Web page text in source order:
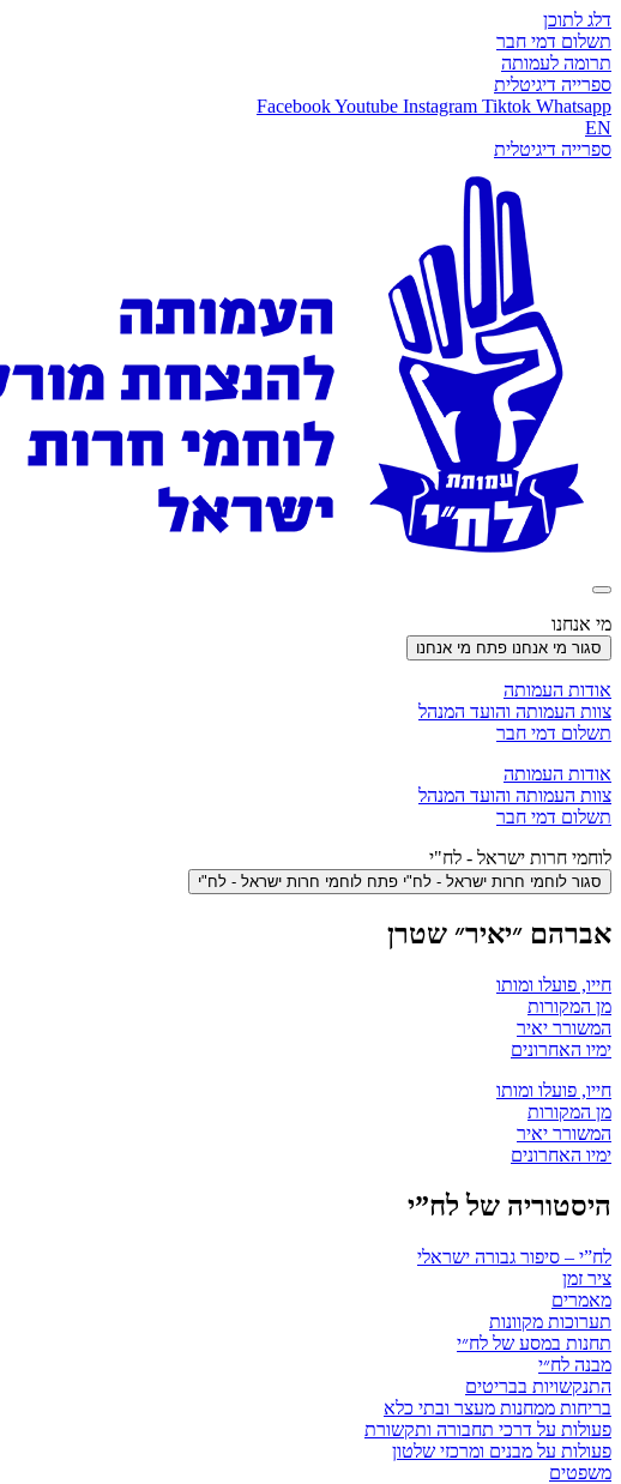
דלג לתוכן
תשלום דמי חבר
תרומה לעמותה
ספרייה דיגיטלית
FacebookYoutube Instagram Tiktok Whatsapp
EN
ספרייה דיגיטלית
מי אנחנו
סגור מי אנחנו פתח מי אנחנו
אודות העמותה
צוות העמותה והועד המנהל
תשלום דמי חבר
אודות העמותה
צוות העמותה והועד המנהל
תשלום דמי חבר
לוחמי חרות ישראל - לח"י
סגור לוחמי חרות ישראל - לח"י פתח לוחמי חרות ישראל - לח"י
אברהם ״יאיר״ שטרן
חייו, פועלו ומותו
מן המקורות
המשורר יאיר
ימיו האחרונים
חייו, פועלו ומותו
מן המקורות
המשורר יאיר
ימיו האחרונים
היסטוריה של לח”י
לח”י – סיפור גבורה ישראלי
ציר זמן
מאמרים
תערוכות מקוונות
תחנות במסע של לח״י
מבנה לח״י
התנקשויות בבריטים
בריחות ממחנות מעצר ובתי כלא
פעולות על דרכי תחבורה ותקשורת
פעולות על מבנים ומרכזי שלטון
משפטים